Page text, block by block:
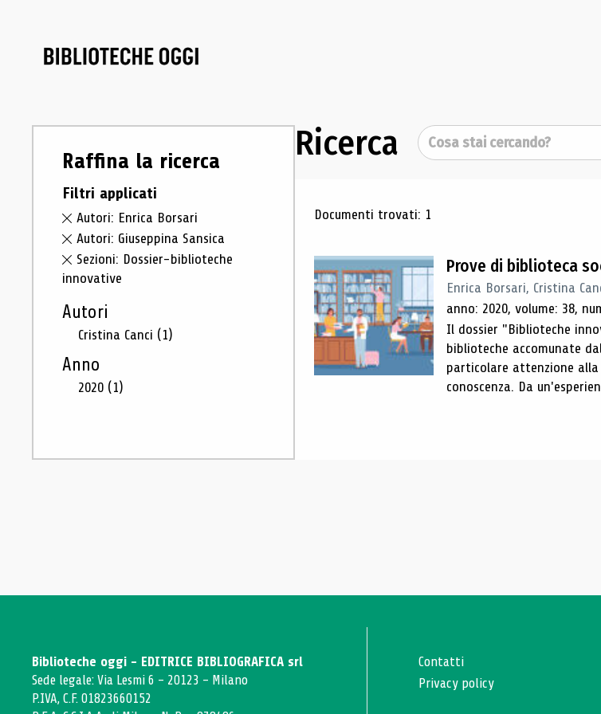
Raffina la ricerca
Filtri applicati
Autori: Enrica Borsari
Autori: Giuseppina Sansica
Sezioni: Dossier-biblioteche
innovative
Autori
Cristina Canci (1)
Anno
2020 (1)
Ricerca Cerca
Risultati di ricerca
Documenti trovati: 1
Prove di biblioteca
Enrica Borsari, Cristina
anno: 2020, volume: 38,
Il dossier "Biblioteche
biblioteche accomunate
particolare attenzione alla
conoscenza. Da
Biblioteche oggi - EDITRICE BIBLIOGRAFICA srl
Sede legale: Via Lesmi 6 - 20123 - Milano
P.IVA, C.F. 01823660152
Contatti
Privacy policy